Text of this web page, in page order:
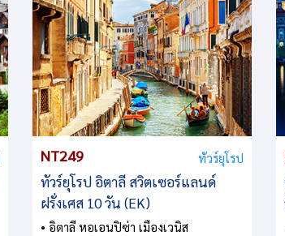
NT249 ทัวร์ยุโรป
ทัวร์ยุโรป อิตาลี สวิตเซอร์แลนด์
ฝรั่งเศส 10 วัน (EK)
• อิตาลี หอเอนปิซ่า เมืองเวนิส